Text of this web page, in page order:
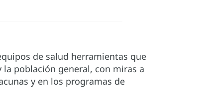
de salud herramientas que
población general, con miras a
y en los programas de